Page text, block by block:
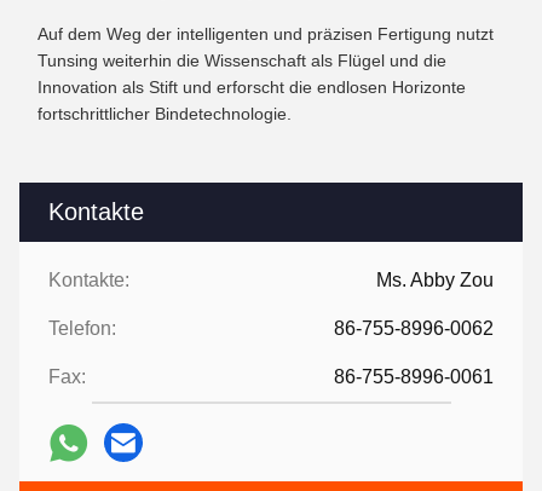
Kontakte
Kontakte: Ms. Abby Zou
Telefon: 86-755-8996-0062
Fax: 86-755-8996-0061
Auf dem Weg der intelligenten und präzisen Fertigung nutzt
Tunsing weiterhin die Wissenschaft als Flügel und die
Innovation als Stift und erforscht die endlosen Horizonte
fortschrittlicher Bindetechnologie.